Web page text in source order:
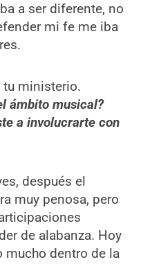
a ser diferente, no
mi fe me iba
tu ministerio.
ámbito musical?
a involucrarte con
después el
muy penosa, pero
de alabanza. Hoy
mucho dentro de la